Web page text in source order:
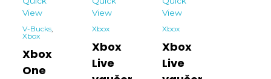
View
V-Bucks,
Xbox
Xbox
One
View
Xbox
Xbox
Live
View
Xbox
Xbox
Live